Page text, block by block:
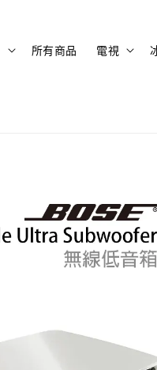
所有商品 電視